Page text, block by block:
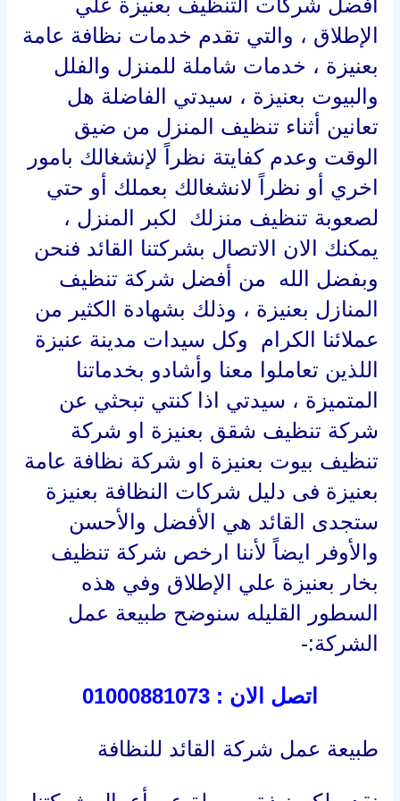
افضل شركات التنظيف بعنيزة علي
الإطلاق ، والتي تقدم خدمات نظافة عامة
بعنيزة ، خدمات شاملة للمنزل والفلل
والبيوت بعنيزة ، سيدتي الفاضلة هل
تعانين أثناء تنظيف المنزل من ضيق
الوقت وعدم كفايتة نظراً لإنشغالك بامور
اخري أو نظراً لانشغالك بعملك أو حتي
لصعوبة تنظيف منزلك لكبر المنزل ،
يمكنك الان الاتصال بشركتنا القائد فنحن
وبفضل الله من أفضل شركة تنظيف
المنازل بعنيزة ، وذلك بشهادة الكثير من
عملائنا الكرام وكل سيدات مدينة عنيزة
اللذين تعاملوا معنا وأشادو بخدماتنا
المتميزة ، سيدتي اذا كنتي تبحثي عن
شركة تنظيف شقق بعنيزة او شركة
تنظيف بيوت بعنيزة او شركة نظافة عامة
بعنيزة فى دليل شركات النظافة بعنيزة
ستجدى القائد هي الأفضل والأحسن
والأوفر ايضاً لأننا ارخص شركة تنظيف
بخار بعنيزة علي الإطلاق وفي هذه
السطور القليله سنوضح طبيعة عمل
الشركة:-
اتصل الان : 01000881073
طبيعة عمل شركة القائد للنظافة